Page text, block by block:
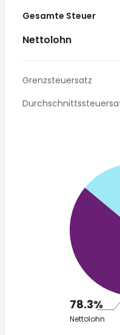
Gesamte Steuer
Nettolohn
Grenzsteuersatz
78.3%
Nettolohn